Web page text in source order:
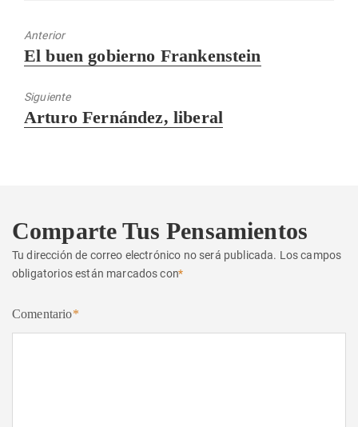
Anterior
Entrada
El buen gobierno Frankenstein
Siguiente
Entrada
Arturo Fernández, liberal
Comparte Tus Pensamientos
Tu dirección de correo electrónico no será publicada. Los campos
obligatorios están marcados con*
Comentario*